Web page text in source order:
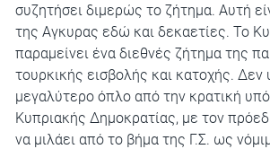
συζητήσει διμερώς το ζήτημα. Αυτή
της Αγκυρας εδώ και δεκαετίες. Το
παραμείνει ένα διεθνές ζήτημα της
τουρκικής εισβολής και κατοχής. Δεν
μεγαλύτερο όπλο από την κρατική
Κυπριακής Δημοκρατίας, με τον
να μιλάει από το βήμα της Γ.Σ. ως